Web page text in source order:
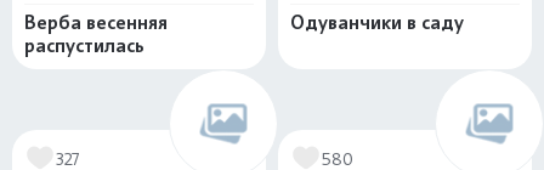
Верба весенняя
распустилась
Одуванчики в саду
327 580